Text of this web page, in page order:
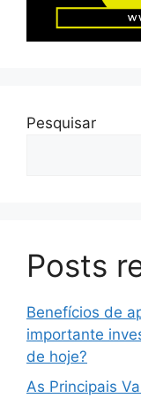
Pesquisar
Posts
Benefícios de
importante
de hoje?
As Principais